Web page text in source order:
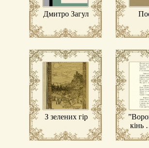
Дмитро Загул
З зелених гір
кінь
де